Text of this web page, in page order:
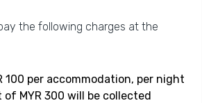
the following charges at the
100 per accommodation, per night
of MYR 300 will be collected